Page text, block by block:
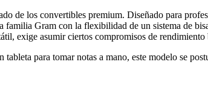
de los convertibles premium. Diseñado para
familia Gram con la flexibilidad de un sistema de
exige asumir ciertos compromisos de rendimiento
para tomar notas a mano, este modelo se